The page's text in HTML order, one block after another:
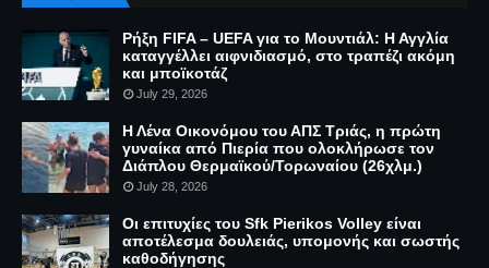
Ρήξη FIFA – UEFA για το Μουντιάλ: Η Αγγλία
καταγγέλλει αιφνιδιασμό, στο τραπέζι ακόμη
και μποϊκοτάζ
July 29, 2026
Η Λένα Οικονόμου του ΑΠΣ Τριάς, η πρώτη
γυναίκα από Πιερία που ολοκλήρωσε τον
Διάπλου Θερμαϊκού/Τορωναίου (26χλμ.)
July 28, 2026
Οι επιτυχίες του Sfk Pierikos Volley είναι
αποτέλεσμα δουλειάς, υπομονής και σωστής
καθοδήγησης